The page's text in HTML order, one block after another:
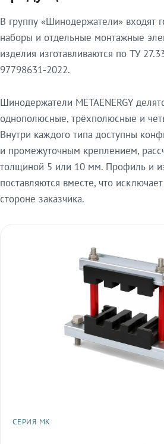
В группу «Шинодержатели» входят
наборы и отдельные монтажные
изделия изготавливаются по ТУ
97798631-2022.
Шинодержатели METAENERGY
однополюсные, трёхполюсные и
Внутри каждого типа доступны
и промежуточным креплением,
толщиной 5 или 10 мм. Профиль и
поставляются вместе, что
стороне заказчика.
СЕРИЯ МК